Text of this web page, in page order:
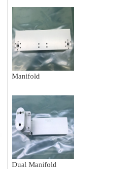
Manifold
Dual Manifold